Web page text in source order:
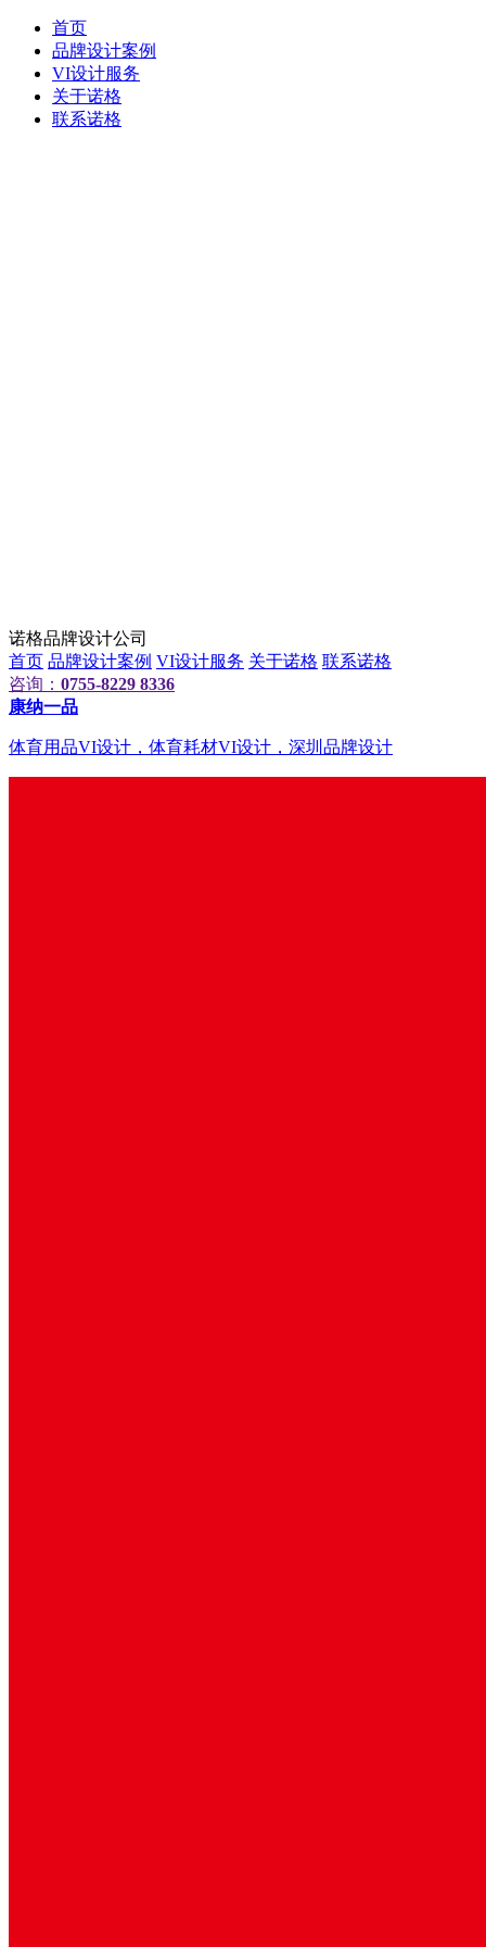
首页
品牌设计案例
VI设计服务
关于诺格
联系诺格
诺格品牌设计公司
首页 品牌设计案例 VI设计服务 关于诺格 联系诺格
咨询： 0755-8229 8336
康纳一品
体育用品VI设计，体育耗材VI设计，深圳品牌设计